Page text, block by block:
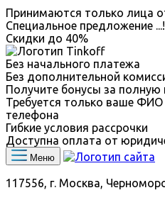
Принимаются только лица
Специальное предложение ...!
Скидки до 40%
Без начального платежа
Без дополнительной
Получите бонусы за полную
Требуется только ваше
телефона
Гибкие условия рассрочки
Доступна оплата от
Меню
117556, г. Москва,